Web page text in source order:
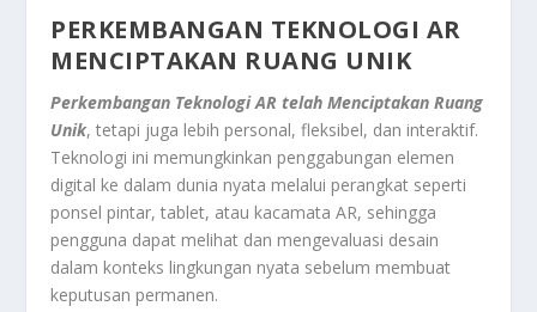
PERKEMBANGAN TEKNOLOGI AR
MENCIPTAKAN RUANG UNIK
Perkembangan Teknologi AR telah Menciptakan Ruang
Unik, tetapi juga lebih personal, fleksibel, dan interaktif.
Teknologi ini memungkinkan penggabungan elemen
digital ke dalam dunia nyata melalui perangkat seperti
ponsel pintar, tablet, atau kacamata AR, sehingga
pengguna dapat melihat dan mengevaluasi desain
dalam konteks lingkungan nyata sebelum membuat
keputusan permanen.